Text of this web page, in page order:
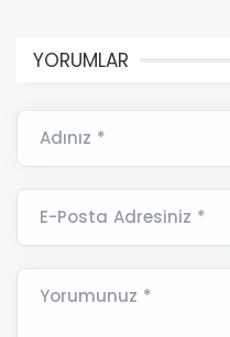
YORUMLAR
Adınız *
E-Posta Adresiniz *
Yorumunuz *